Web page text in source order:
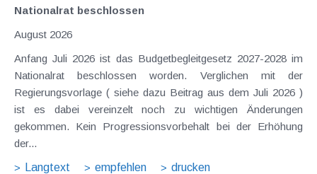
Nationalrat beschlossen
August 2026
Anfang Juli 2026 ist das Budgetbegleitgesetz 2027-2028 im
Nationalrat beschlossen worden. Verglichen mit der
Regierungsvorlage ( siehe dazu Beitrag aus dem Juli 2026 )
ist es dabei vereinzelt noch zu wichtigen Änderungen
gekommen. Kein Progressionsvorbehalt bei der Erhöhung
der...
Langtext
empfehlen drucken